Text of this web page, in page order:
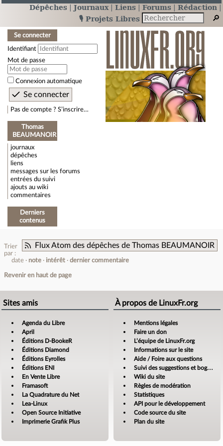
Dépêches Journaux Liens Forums
Rédaction
🎙️ Projets Libres
Se connecter
Identifiant
Mot de passe
Connexion automatique
Pas de compte ? S’inscrire…
Thomas
BEAUMANOIR
journaux
dépêches
liens
messages sur les forums
entrées du suivi
ajouts au wiki
commentaires
Derniers
contenus
Flux Atom des dépêches de Thomas BEAUMANOIR
Trier
par :
date
note intérêt dernier commentaire
Revenir en haut de page
Sites amis
Agenda du Libre
April
Éditions D-BookeR
Éditions Diamond
Éditions Eyrolles
Éditions ENI
En Vente Libre
Framasoft
La Quadrature du Net
Lea-Linux
Open Source Initiative
Imprimerie Grafik Plus
À propos de LinuxFr.org
Mentions légales
Faire un don
L’équipe de LinuxFr.org
Informations sur le site
Aide / Foire aux questions
Suivi des suggestions et bogues
Wiki du site
Règles de modération
Statistiques
API pour le développement
Code source du site
Plan du site